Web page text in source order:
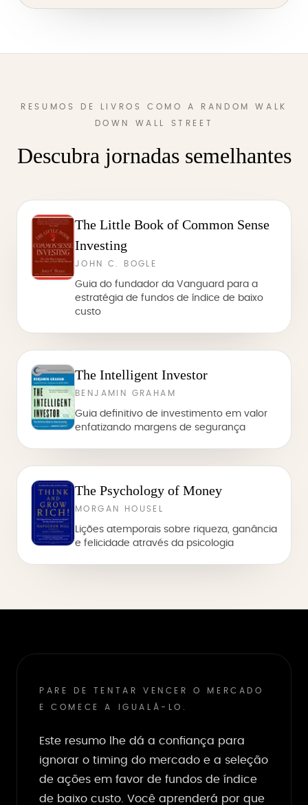
RESUMOS DE LIVROS COMO A RANDOM WALK
DOWN WALL STREET
Descubra jornadas semelhantes
The Little Book of Common Sense
Investing
JOHN C. BOGLE
Guia do fundador da Vanguard para a
estratégia de fundos de índice de baixo
custo
The Intelligent Investor
BENJAMIN GRAHAM
Guia definitivo de investimento em valor
enfatizando margens de segurança
The Psychology of Money
MORGAN HOUSEL
Lições atemporais sobre riqueza, ganância
e felicidade através da psicologia
PARE DE TENTAR VENCER O MERCADO
E COMECE A IGUALÁ-LO.
Este resumo lhe dá a confiança para
ignorar o timing do mercado e a seleção
de ações em favor de fundos de índice
de baixo custo. Você aprenderá por que